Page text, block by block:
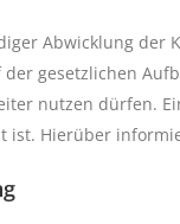
Abwicklung der
der gesetzlichen
nutzen dürfen.
ist. Hierüber